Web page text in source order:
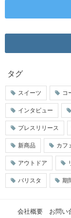
タグ
スイーツ コ
インタビュー
プレスリリース
新商品 カフ
アウトドア
バリスタ 期
会社概要 お問い